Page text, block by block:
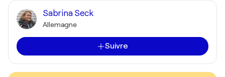
Sabrina Seck
Allemagne
Suivre